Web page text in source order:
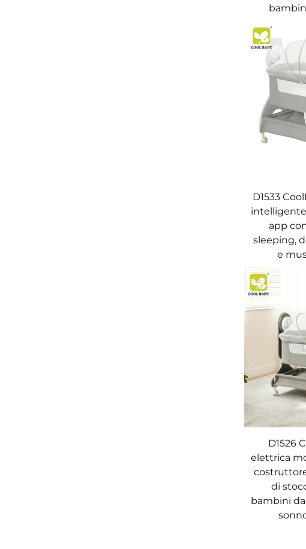
D1533
app
sleeping,
e
D1526
elettrica
di
bambini